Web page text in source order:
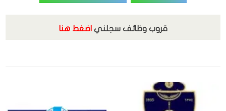
قروب وظائف سجلني اضغط هنا